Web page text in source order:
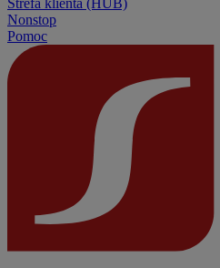
Nonstop
Pomoc